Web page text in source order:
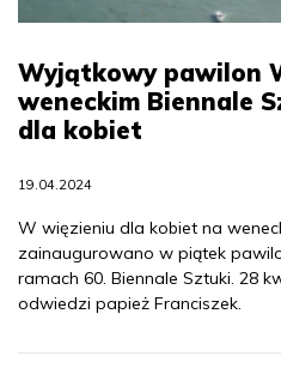
Wyjątkowy pawilon
weneckim Biennale
dla kobiet
19.04.2024
W więzieniu dla kobiet na
zainaugurowano w piątek
ramach 60. Biennale Sztuki. 28
odwiedzi papież Franciszek.